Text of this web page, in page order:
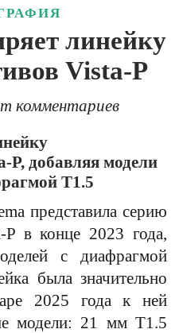
линейку
Vista-P
комментариев
P, добавляя модели
T1.5
P в конце 2023 года,
с диафрагмой
была значительно
2025 года к ней
модели: 21 мм T1.5